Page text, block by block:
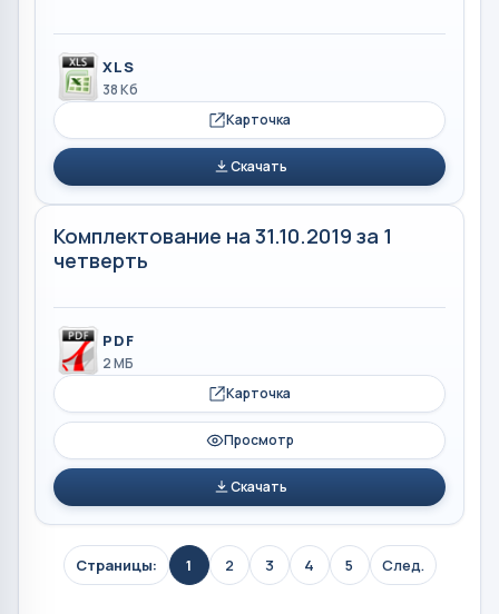
XLS
38 Кб
Карточка
Скачать
Комплектование на 31.10.2019 за 1
четверть
PDF
2 МБ
Карточка
Просмотр
Скачать
Страницы: 1 2 3 4 5 След.